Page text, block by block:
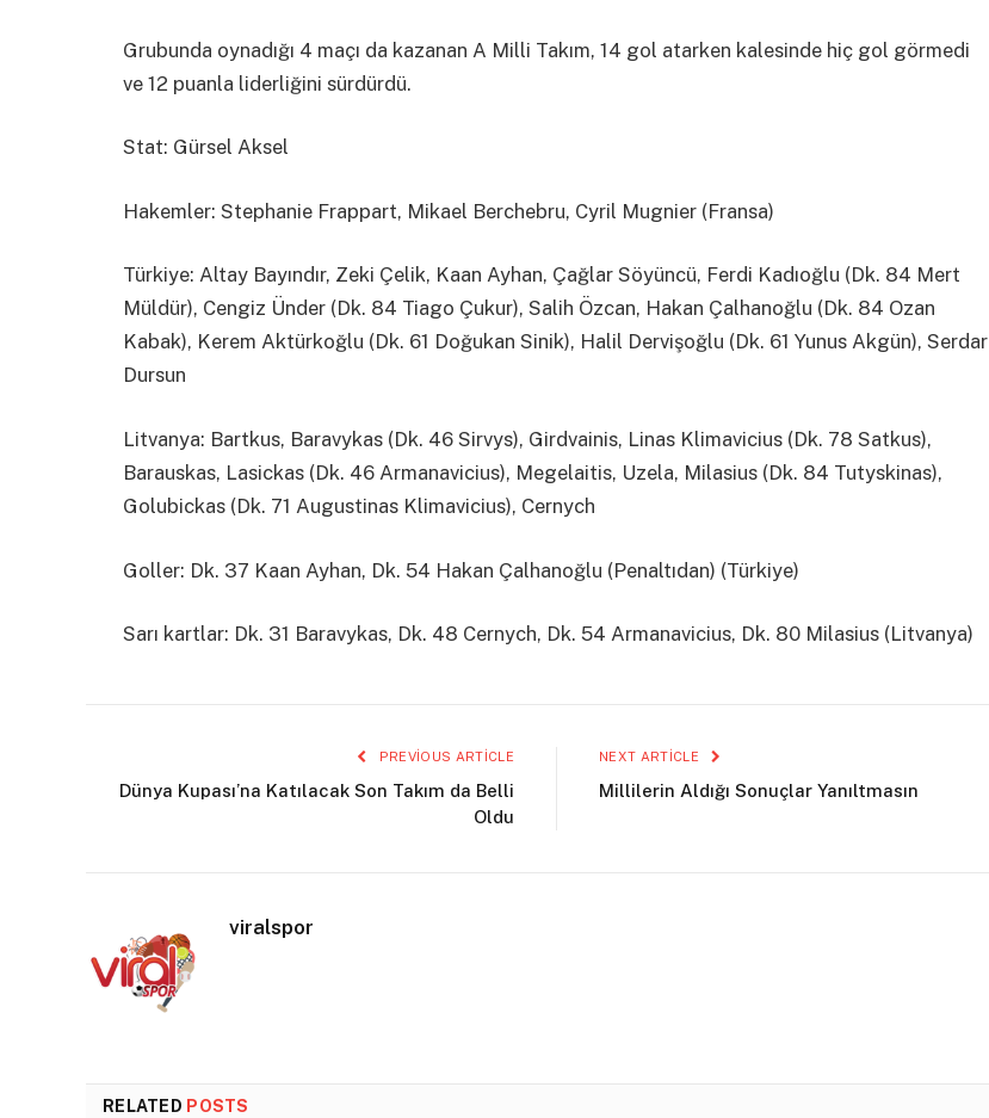
Grubunda oynadığı 4 maçı da kazanan A Milli Takım, 14 gol atarken kalesinde hiç gol görmedi
ve 12 puanla liderliğini sürdürdü.
Stat: Gürsel Aksel
Hakemler: Stephanie Frappart, Mikael Berchebru, Cyril Mugnier (Fransa)
Türkiye: Altay Bayındır, Zeki Çelik, Kaan Ayhan, Çağlar Söyüncü, Ferdi Kadıoğlu (Dk. 84 Mert
Müldür), Cengiz Ünder (Dk. 84 Tiago Çukur), Salih Özcan, Hakan Çalhanoğlu (Dk. 84 Ozan
Kabak), Kerem Aktürkoğlu (Dk. 61 Doğukan Sinik), Halil Dervişoğlu (Dk. 61 Yunus Akgün), Serdar
Dursun
Litvanya: Bartkus, Baravykas (Dk. 46 Sirvys), Girdvainis, Linas Klimavicius (Dk. 78 Satkus),
Barauskas, Lasickas (Dk. 46 Armanavicius), Megelaitis, Uzela, Milasius (Dk. 84 Tutyskinas),
Golubickas (Dk. 71 Augustinas Klimavicius), Cernych
Goller: Dk. 37 Kaan Ayhan, Dk. 54 Hakan Çalhanoğlu (Penaltıdan) (Türkiye)
Sarı kartlar: Dk. 31 Baravykas, Dk. 48 Cernych, Dk. 54 Armanavicius, Dk. 80 Milasius (Litvanya)
PREVIOUS ARTICLE
Dünya Kupası’na Katılacak Son Takım da Belli
Oldu
NEXT ARTICLE
Millilerin Aldığı Sonuçlar Yanıltmasın
viralspor
RELATED POSTS